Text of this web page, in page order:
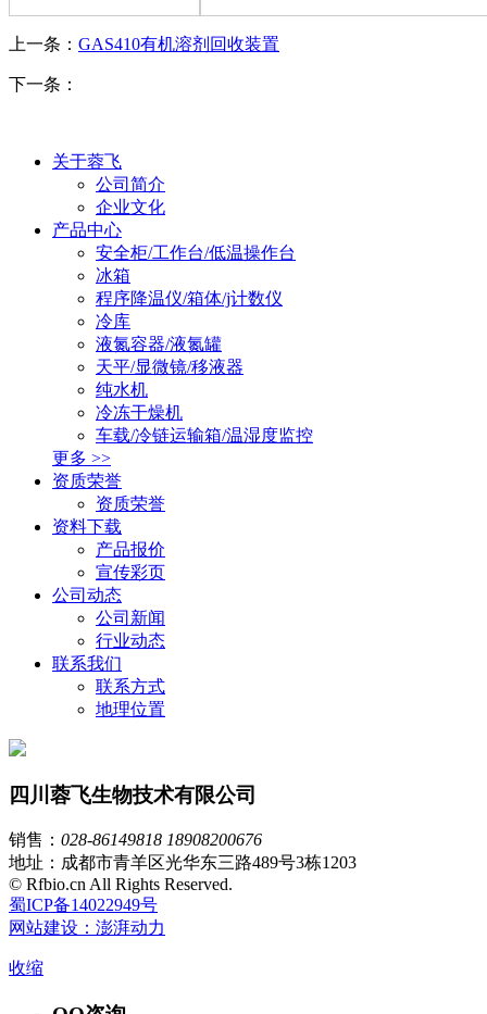
上一条： GAS410有机溶剂回收装置
下一条：
关于蓉飞
公司简介
企业文化
产品中心
安全柜/工作台/低温操作台
冰箱
程序降温仪/箱体/j计数仪
冷库
液氮容器/液氮罐
天平/显微镜/移液器
纯水机
冷冻干燥机
车载/冷链运输箱/温湿度监控
更多 >>
资质荣誉
资质荣誉
资料下载
产品报价
宣传彩页
公司动态
公司新闻
行业动态
联系我们
联系方式
地理位置
四川蓉飞生物技术有限公司
销售： 028-86149818 18908200676
地址：成都市青羊区光华东三路489号3栋1203
© Rfbio.cn All Rights Reserved.
蜀ICP备14022949号
网站建设：澎湃动力
收缩